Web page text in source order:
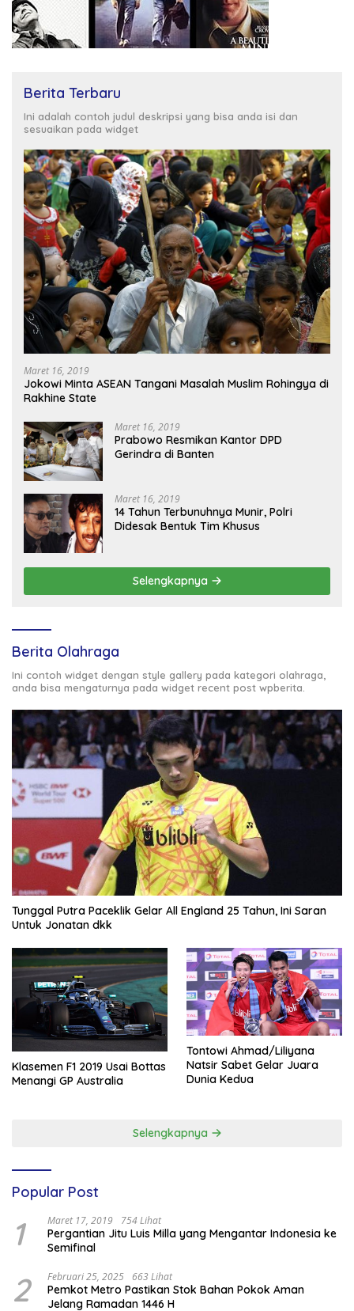
Berita Terbaru
Ini adalah contoh judul deskripsi yang bisa anda isi dan
sesuaikan pada widget
Maret 16, 2019
Jokowi Minta ASEAN Tangani Masalah Muslim Rohingya di
Rakhine State
Maret 16, 2019
Prabowo Resmikan Kantor DPD
Gerindra di Banten
Maret 16, 2019
14 Tahun Terbunuhnya Munir, Polri
Didesak Bentuk Tim Khusus
Selengkapnya
Berita Olahraga
Ini contoh widget dengan style gallery pada kategori olahraga,
anda bisa mengaturnya pada widget recent post wpberita.
Tunggal Putra Paceklik Gelar All England 25 Tahun, Ini Saran
Untuk Jonatan dkk
Klasemen F1 2019 Usai Bottas
Menangi GP Australia
Tontowi Ahmad/Liliyana
Natsir Sabet Gelar Juara
Dunia Kedua
Selengkapnya
Popular Post
1 Maret 17, 2019 754 Lihat
Pergantian Jitu Luis Milla yang Mengantar Indonesia ke
Semifinal
2 Februari 25, 2025 663 Lihat
Pemkot Metro Pastikan Stok Bahan Pokok Aman
Jelang Ramadan 1446 H